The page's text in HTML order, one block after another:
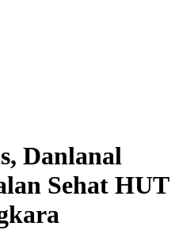
Danlanal
Sehat HUT